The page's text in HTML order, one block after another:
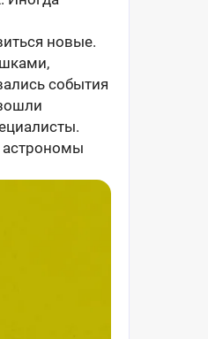
новые.
события
астрономы